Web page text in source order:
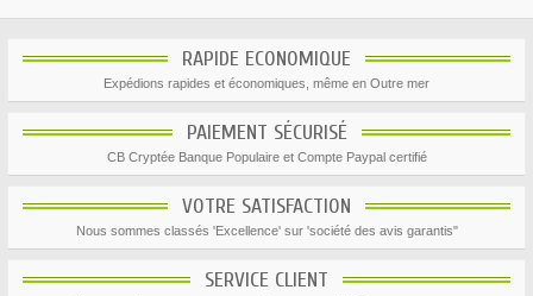
RAPIDE ECONOMIQUE
Expédions rapides et économiques, même en Outre mer
PAIEMENT SÉCURISÉ
CB Cryptée Banque Populaire et Compte Paypal certifié
VOTRE SATISFACTION
Nous sommes classés 'Excellence' sur 'société des avis garantis"
SERVICE CLIENT